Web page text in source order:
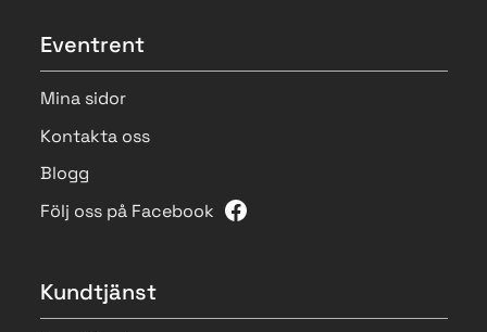
Eventrent
Mina sidor
Kontakta oss
Blogg
Följ oss på Facebook
Kundtjänst